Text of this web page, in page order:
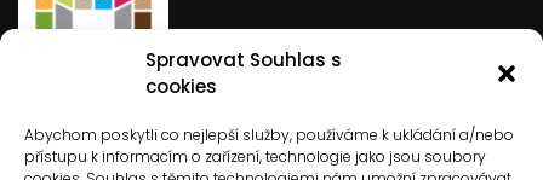
Spravovat Souhlas s
cookies
Abychom poskytli co nejlepší služby, používáme k ukládání a/nebo
přístupu k informacím o zařízení, technologie jako jsou soubory